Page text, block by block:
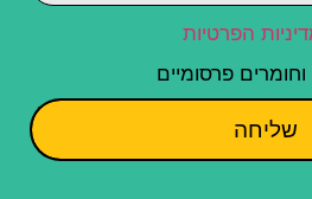
הפרטיות
פרסומיים
שליחה